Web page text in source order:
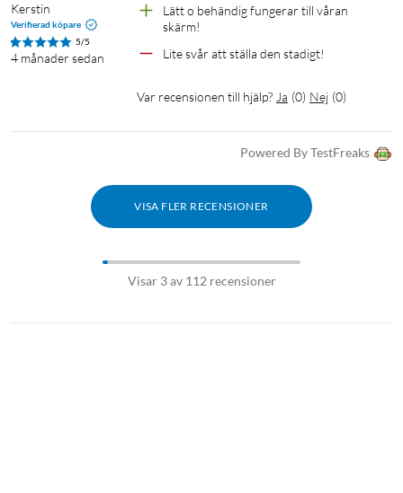
Kerstin
Verifierad köpare
5/5
4 månader sedan
Lätt o behändig fungerar till våran
skärm!
Lite svår att ställa den stadigt!
Var recensionen till hjälp? Ja (0) Nej (0)
Powered By TestFreaks
VISA FLER RECENSIONER
Visar 3 av 112 recensioner